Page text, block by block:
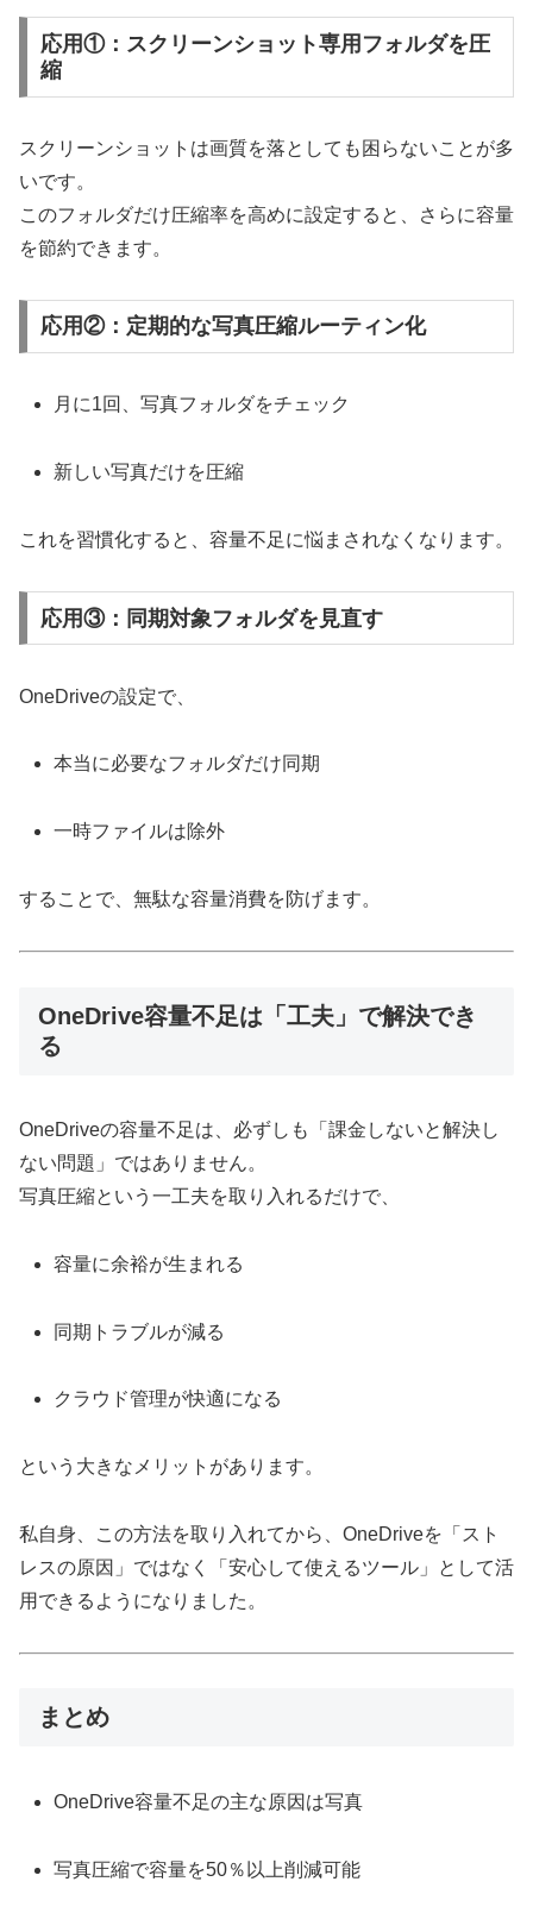
応用①：スクリーンショット専用フォルダを圧
縮
スクリーンショットは画質を落としても困らないことが多
いです。
このフォルダだけ圧縮率を高めに設定すると、さらに容量
を節約できます。
応用②：定期的な写真圧縮ルーティン化
月に1回、写真フォルダをチェック
新しい写真だけを圧縮
これを習慣化すると、容量不足に悩まされなくなります。
応用③：同期対象フォルダを見直す
OneDriveの設定で、
本当に必要なフォルダだけ同期
一時ファイルは除外
することで、無駄な容量消費を防げます。
OneDrive容量不足は「工夫」で解決でき
る
OneDriveの容量不足は、必ずしも「課金しないと解決し
ない問題」ではありません。
写真圧縮という一工夫を取り入れるだけで、
容量に余裕が生まれる
同期トラブルが減る
クラウド管理が快適になる
という大きなメリットがあります。
私自身、この方法を取り入れてから、OneDriveを「スト
レスの原因」ではなく「安心して使えるツール」として活
用できるようになりました。
まとめ
OneDrive容量不足の主な原因は写真
写真圧縮で容量を50％以上削減可能